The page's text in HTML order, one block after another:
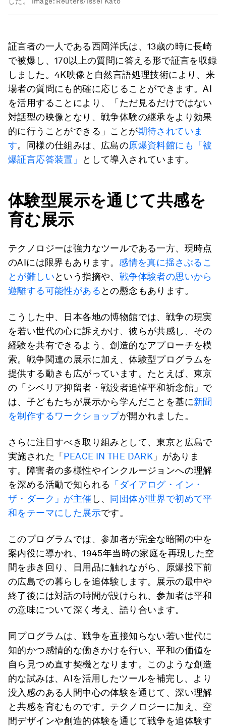
証言者の一人である西岡洋氏は、13歳の時に長崎
で被爆し、170以上の質問に答える形で証言を収録
しました。4K映像と自然言語処理技術により、来
場者の質問にも的確に応じることができます。AI
を活用することにより、「ただ見るだけではない
対話型の映像となり、戦争体験の継承をより効果
的に行うことができる」ことが期待されていま
す。同様の仕組みは、広島の原爆資料館にも「被
爆証言応答装置」
として導入されています。
体験型展示を通じて共感を
育む展示
テクノロジーは強力なツールである一方、現時点
のAIには限界もあります。 感情を真に揺さぶるこ
とが難しいという指摘や、 戦争体験者の思いから
遊離する可能性がある との懸念もあります。
こうした中、日本各地の博物館では、戦争の現実
を若い世代の心に訴えかけ、彼らが共感し、その
経験を共有できるよう、創造的なアプローチを模
索。戦争関連の展示に加え、体験型プログラムを
提供する動きも広がっています。たとえば、東京
の「シベリア抑留者・戦没者追悼平和祈念館」で
は、子どもたちが展示から学んだことを基に新聞
を制作するワークショップが開かれました。
さらに注目すべき取り組みとして、東京と広島で
実施された「 PEACE IN THE DARK 」がありま
す。障害者の多様性やインクルージョンへの理解
を深める活動で知られる 「ダイアログ・イン・
ザ・ダーク」が主催 し、
同団体が世界で初めて平
和をテーマにした展示です。
このプログラムでは、参加者が完全な暗闇の中を
案内役に導かれ、1945年当時の家庭を再現した空
間を歩き回り、日用品に触れながら、原爆投下前
の広島での暮らしを追体験します。展示の最中や
終了後には対話の時間が設けられ、参加者は平和
の意味について深く考え、語り合います。
同プログラムは、戦争を直接知らない若い世代に
知的かつ感情的な働きかけを行い、平和の価値を
自ら見つめ直す契機となります。このような創造
的な試みは、AIを活用したツールを補完し、より
没入感のある人間中心の体験を通じて、深い理解
と共感を育むものです。テクノロジーに加え、空
間デザインや創造的体験を通じて戦争を追体験す